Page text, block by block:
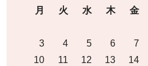
月 火 水 木 金
3
4 5 6 7
10
11 12 13 14